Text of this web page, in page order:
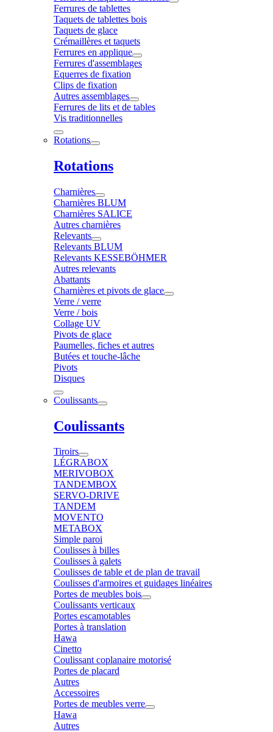
Ferrures de tablettes
Taquets de tablettes bois
Taquets de glace
Crémaillères et taquets
Ferrures en applique
Ferrures d'assemblages
Equerres de fixation
Clips de fixation
Autres assemblages
Ferrures de lits et de tables
Vis traditionnelles
Rotations
Rotations
Charnières
Charnières BLUM
Charnières SALICE
Autres charnières
Relevants
Relevants BLUM
Relevants KESSEBÖHMER
Autres relevants
Abattants
Charnières et pivots de glace
Verre / verre
Verre / bois
Collage UV
Pivots de glace
Paumelles, fiches et autres
Butées et touche-lâche
Pivots
Disques
Coulissants
Coulissants
Tiroirs
LÉGRABOX
MERIVOBOX
TANDEMBOX
SERVO-DRIVE
TANDEM
MOVENTO
METABOX
Simple paroi
Coulisses à billes
Coulisses à galets
Coulisses de table et de plan de travail
Coulisses d'armoires et guidages linéaires
Portes de meubles bois
Coulissants verticaux
Portes escamotables
Portes à translation
Hawa
Cinetto
Coulissant coplanaire motorisé
Portes de placard
Autres
Accessoires
Portes de meubles verre
Hawa
Autres